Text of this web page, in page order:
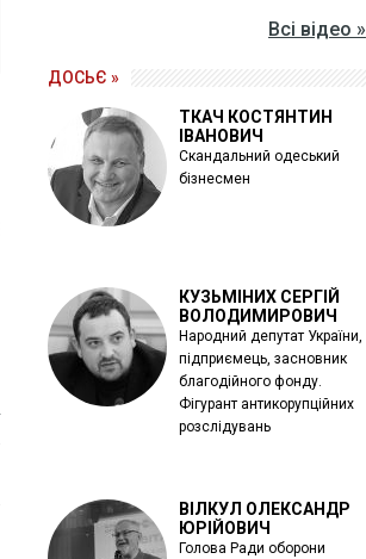
Всі відео »
ДОСЬЄ »
ТКАЧ КОСТЯНТИН
ІВАНОВИЧ
Скандальний одеський
бізнесмен
КУЗЬМІНИХ СЕРГІЙ
ВОЛОДИМИРОВИЧ
Народний депутат України,
підприємець, засновник
благодійного фонду.
Фігурант антикорупційних
розслідувань
ВІЛКУЛ ОЛЕКСАНДР
ЮРІЙОВИЧ
Голова Ради оборони